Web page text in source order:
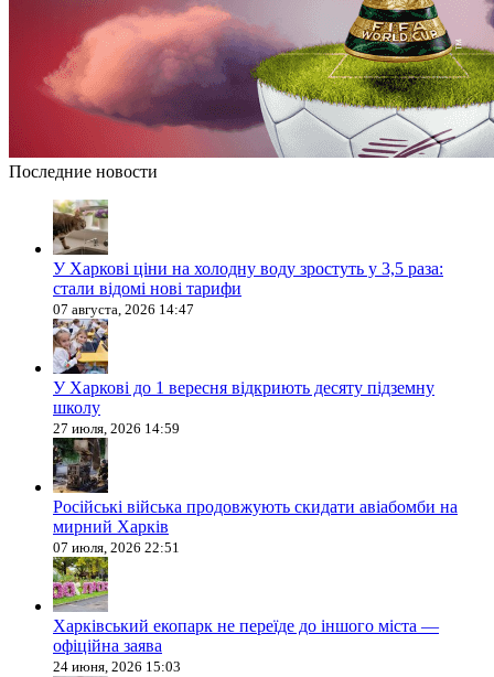
Последние новости
У Харкові ціни на холодну воду зростуть у 3,5 раза:
стали відомі нові тарифи
07 августа, 2026 14:47
У Харкові до 1 вересня відкриють десяту підземну
школу
27 июля, 2026 14:59
Російські війська продовжують скидати авіабомби на
мирний Харків
07 июля, 2026 22:51
Харківський екопарк не переїде до іншого міста —
офіційна заява
24 июня, 2026 15:03